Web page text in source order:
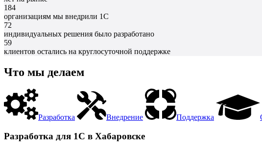
184
организациям мы внедрили 1С
72
индивидуальных решения было разработано
59
клиентов остались на круглосуточной поддержке
Что мы делаем
Разработка Внедрение Поддержка
Разработка для 1С в Хабаровске